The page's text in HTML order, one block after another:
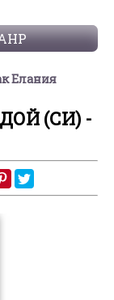
Елания
(СИ) -